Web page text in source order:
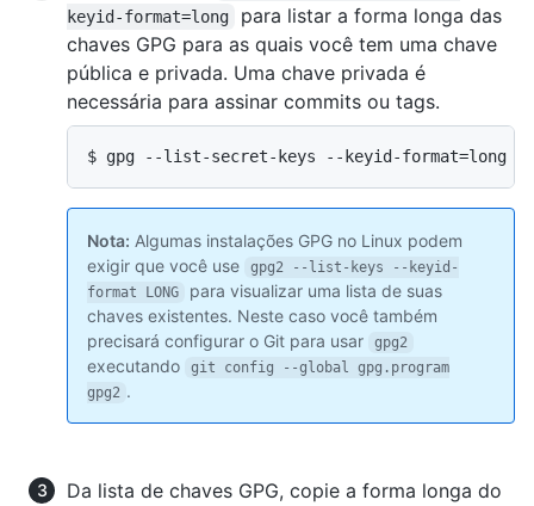
keyid-format=long
para listar a forma longa das
chaves GPG para as quais você tem uma chave
pública e privada. Uma chave privada é
necessária para assinar commits ou tags.
$ gpg --list-secret-keys --keyid-format=long
Nota: Algumas instalações GPG no Linux podem
exigir que você use
gpg2 --list-keys --keyid-
format LONG
para visualizar uma lista de suas
chaves existentes. Neste caso você também
precisará configurar o Git para usar
gpg2
executando
git config --global gpg.program
gpg2 .
Da lista de chaves GPG, copie a forma longa do